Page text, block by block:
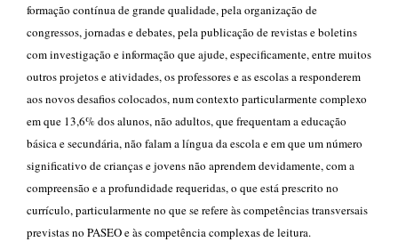
formação contínua de grande qualidade, pela organização de
congressos, jornadas e debates, pela publicação de revistas e boletins
com investigação e informação que ajude, especificamente, entre muitos
outros projetos e atividades, os professores e as escolas a responderem
aos novos desafios colocados, num contexto particularmente complexo
em que 13,6% dos alunos, não adultos, que frequentam a educação
básica e secundária, não falam a língua da escola e em que um número
significativo de crianças e jovens não aprendem devidamente, com a
compreensão e a profundidade requeridas, o que está prescrito no
currículo, particularmente no que se refere às competências transversais
previstas no PASEO e às competência complexas de leitura.